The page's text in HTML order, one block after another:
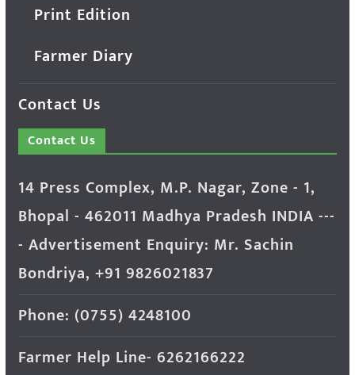
Print Edition
Farmer Diary
Contact Us
Contact Us
14 Press Complex, M.P. Nagar, Zone - 1,
Bhopal - 462011 Madhya Pradesh INDIA ---
- Advertisement Enquiry: Mr. Sachin
Bondriya, +91 9826021837
Phone: (0755) 4248100
Farmer Help Line- 6262166222